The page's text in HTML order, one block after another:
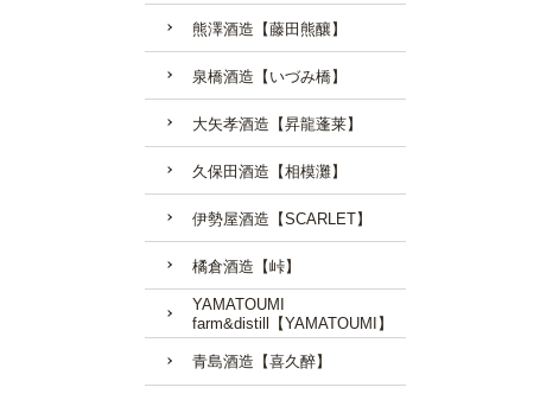
熊澤酒造【藤田熊釀】
泉橋酒造【いづみ橋】
大矢孝酒造【昇龍蓬莱】
久保田酒造【相模灘】
伊勢屋酒造【SCARLET】
橘倉酒造【峠】
YAMATOUMI
farm&distill【YAMATOUMI】
青島酒造【喜久醉】